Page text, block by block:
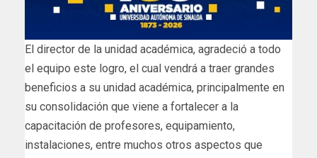
El director de la unidad académica, agradeció a todo
el equipo este logro, el cual vendrá a traer grandes
beneficios a su unidad académica, principalmente en
su consolidación que viene a fortalecer a la
capacitación de profesores, equipamiento,
instalaciones, entre muchos otros aspectos que